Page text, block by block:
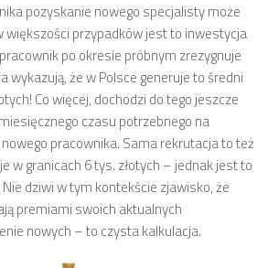
pozyskanie nowego specjalisty może
większości przypadków jest to inwestycja
po okresie próbnym zrezygnuje
wykazują, że w Polsce generuje to średni
Co więcej, dochodzi do tego jeszcze
czasu potrzebnego na
pracownika. Sama rekrutacja to też
w granicach 6 tys. złotych – jednak jest to
dziwi w tym kontekście zjawisko, że
premiami swoich aktualnych
nowych – to czysta kalkulacja.